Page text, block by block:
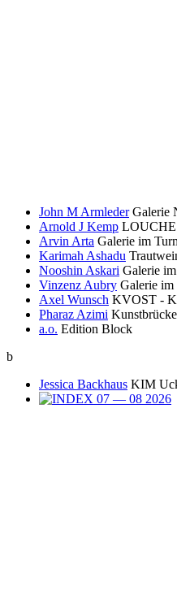
John M Armleder Galerie
Arnold J Kemp LOUCHE
Arvin Arta Galerie im
Karimah Ashadu
Nooshin Askari Galerie
Vinzenz Aubry Galerie im
Axel Wunsch KVOST -
Pharaz Azimi
a.o. Edition Block
b
Jessica Backhaus KIM